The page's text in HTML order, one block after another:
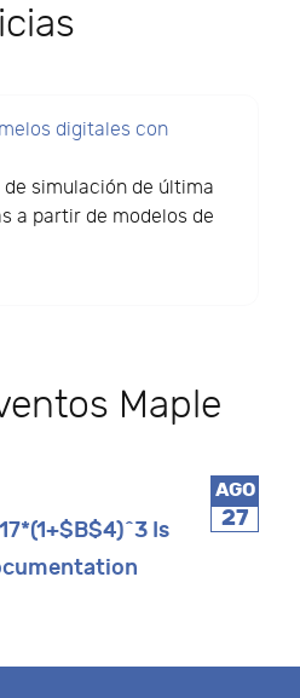
digitales con
de simulación de última
a partir de modelos de
Maple
AGO
27
Is